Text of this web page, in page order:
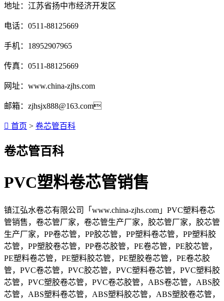
地址：江苏省扬中市经济开发区
电话：0511-88125669
手机：18952907965
传真：0511-88125669
网址：www.china-zjhs.com
邮箱：zjhsjx888@163.com
 首页 > 卷芯管百科
卷芯管百科
PVC塑料卷芯管销售
镇江弘水卷芯有限公司「www.china-zjhs.com」PVC塑料卷芯
管销售，卷芯管厂家，卷芯管生产厂家，胶芯管厂家，胶芯管
生产厂家，PP卷芯管，PP胶芯管，PP塑料卷芯管，PP塑料胶
芯管，PP塑胶卷芯管，PP卷芯胶管，PE卷芯管，PE胶芯管，
PE塑料卷芯管，PE塑料胶芯管，PE塑胶卷芯管，PE卷芯胶
管，PVC卷芯管，PVC胶芯管，PVC塑料卷芯管，PVC塑料胶
芯管，PVC塑胶卷芯管，PVC卷芯胶管，ABS卷芯管，ABS胶
芯管，ABS塑料卷芯管，ABS塑料胶芯管，ABS塑胶卷芯管，